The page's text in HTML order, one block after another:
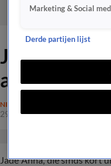
Jade Anna
afscheid
NIEUWS
29 nov 2023, 14:10
Jade Anna, die sinds kort
Marketing & Social
Derde partijen lijst